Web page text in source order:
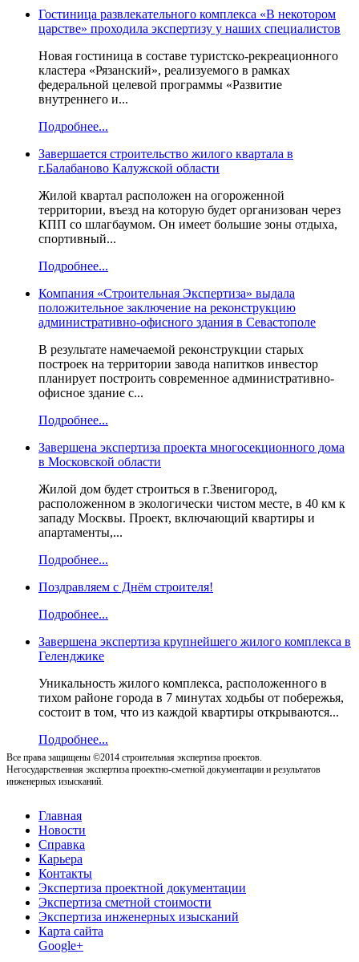
Гостиница развлекательного комплекса «В некотором
царстве» проходила экспертизу у наших специалистов
Новая гостиница в составе туристско-рекреационного
кластера «Рязанский», реализуемого в рамках
федеральной целевой программы «Развитие
внутреннего и...
Подробнее...
Завершается строительство жилого квартала в
г.Балабаново Калужской области
Жилой квартал расположен на огороженной
территории, въезд на которую будет организован через
КПП со шлагбаумом. Он имеет большие зоны отдыха,
спортивный...
Подробнее...
Компания «Строительная Экспертиза» выдала
положительное заключение на реконструкцию
административно-офисного здания в Севастополе
В результате намечаемой реконструкции старых
построек на территории завода напитков инвестор
планирует построить современное административно-
офисное здание с...
Подробнее...
Завершена экспертиза проекта многосекционного дома
в Московской области
Жилой дом будет строиться в г.Звенигород,
расположенном в экологически чистом месте, в 40 км к
западу Москвы. Проект, включающий квартиры и
апартаменты,...
Подробнее...
Поздравляем с Днём строителя!
Подробнее...
Завершена экспертиза крупнейшего жилого комплекса в
Геленджике
Уникальность жилого комплекса, расположенного в
тихом районе города в 7 минутах ходьбы от побережья,
состоит в том, что из каждой квартиры открываются...
Подробнее...
Все права защищены ©2014 строительная экспертиза проектов.
Негосударственная экспертиза проектно-сметной документации и результатов
инженерных изысканий.
Главная
Новости
Справка
Карьера
Контакты
Экспертиза проектной документации
Экспертиза сметной стоимости
Экспертиза инженерных изысканий
Карта сайта
Google+